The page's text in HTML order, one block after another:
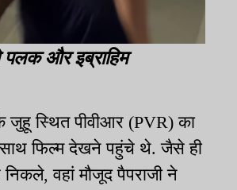
पलक और इब्राहिम
जुहू स्थित पीवीआर (PVR) का
साथ फिल्म देखने पहुंचे थे. जैसे ही
वहां मौजूद पैपराजी ने